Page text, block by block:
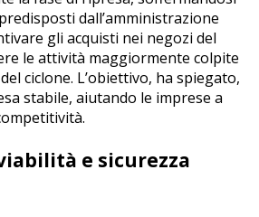
dall’amministrazione
gli acquisti nei negozi del
le attività maggiormente colpite
ciclone. L’obiettivo, ha spiegato,
stabile, aiutando le imprese a
e sicurezza